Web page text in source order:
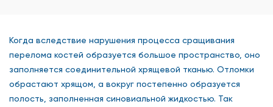
Когда вследствие нарушения процесса сращивания
перелома костей образуется большое пространство, оно
заполняется соединительной хрящевой тканью. Отломки
обрастают хрящом, а вокруг постепенно образуется
полость, заполненная синовиальной жидкостью. Так